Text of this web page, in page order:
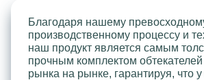
Благодаря нашему
производственному процессу и
наш продукт является самым
прочным комплектом обтекателей
рынка на рынке, гарантируя, что у